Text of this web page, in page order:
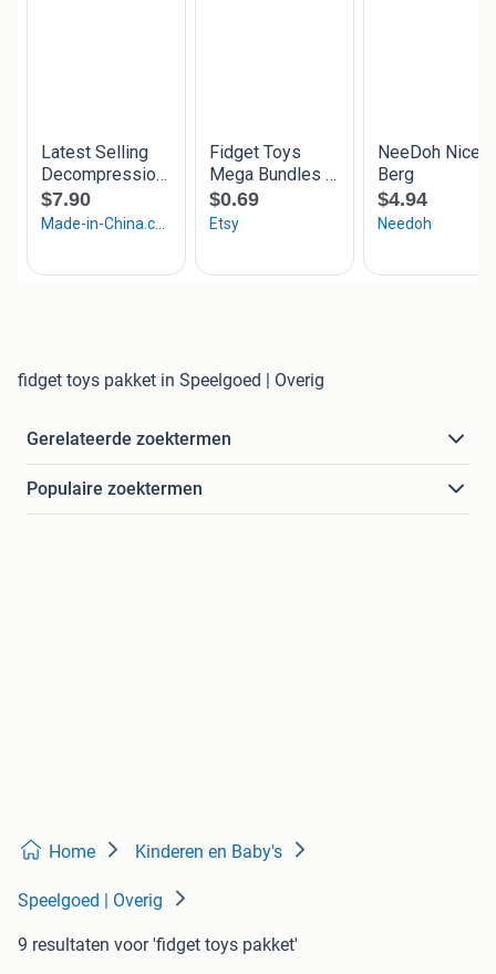
fidget toys pakket in Speelgoed | Overig
Gerelateerde zoektermen
Populaire zoektermen
Home Kinderen en Baby's
Speelgoed | Overig
9 resultaten voor 'fidget toys pakket'